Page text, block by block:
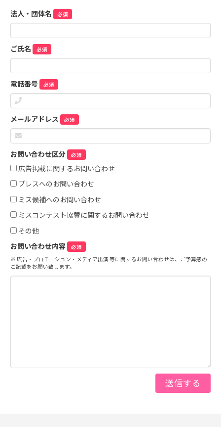
法人・団体名 必須
ご氏名 必須
電話番号 必須
メールアドレス 必須
お問い合わせ区分 必須
広告掲載に関するお問い合わせ
プレスへのお問い合わせ
ミス候補へのお問い合わせ
ミスコンテスト協賛に関するお問い合わせ
その他
お問い合わせ内容
必須
※ 広告・プロモーション・メディア出演 等に関するお問い合わせは、ご予算感の
ご記載をお願い致します。
送信する